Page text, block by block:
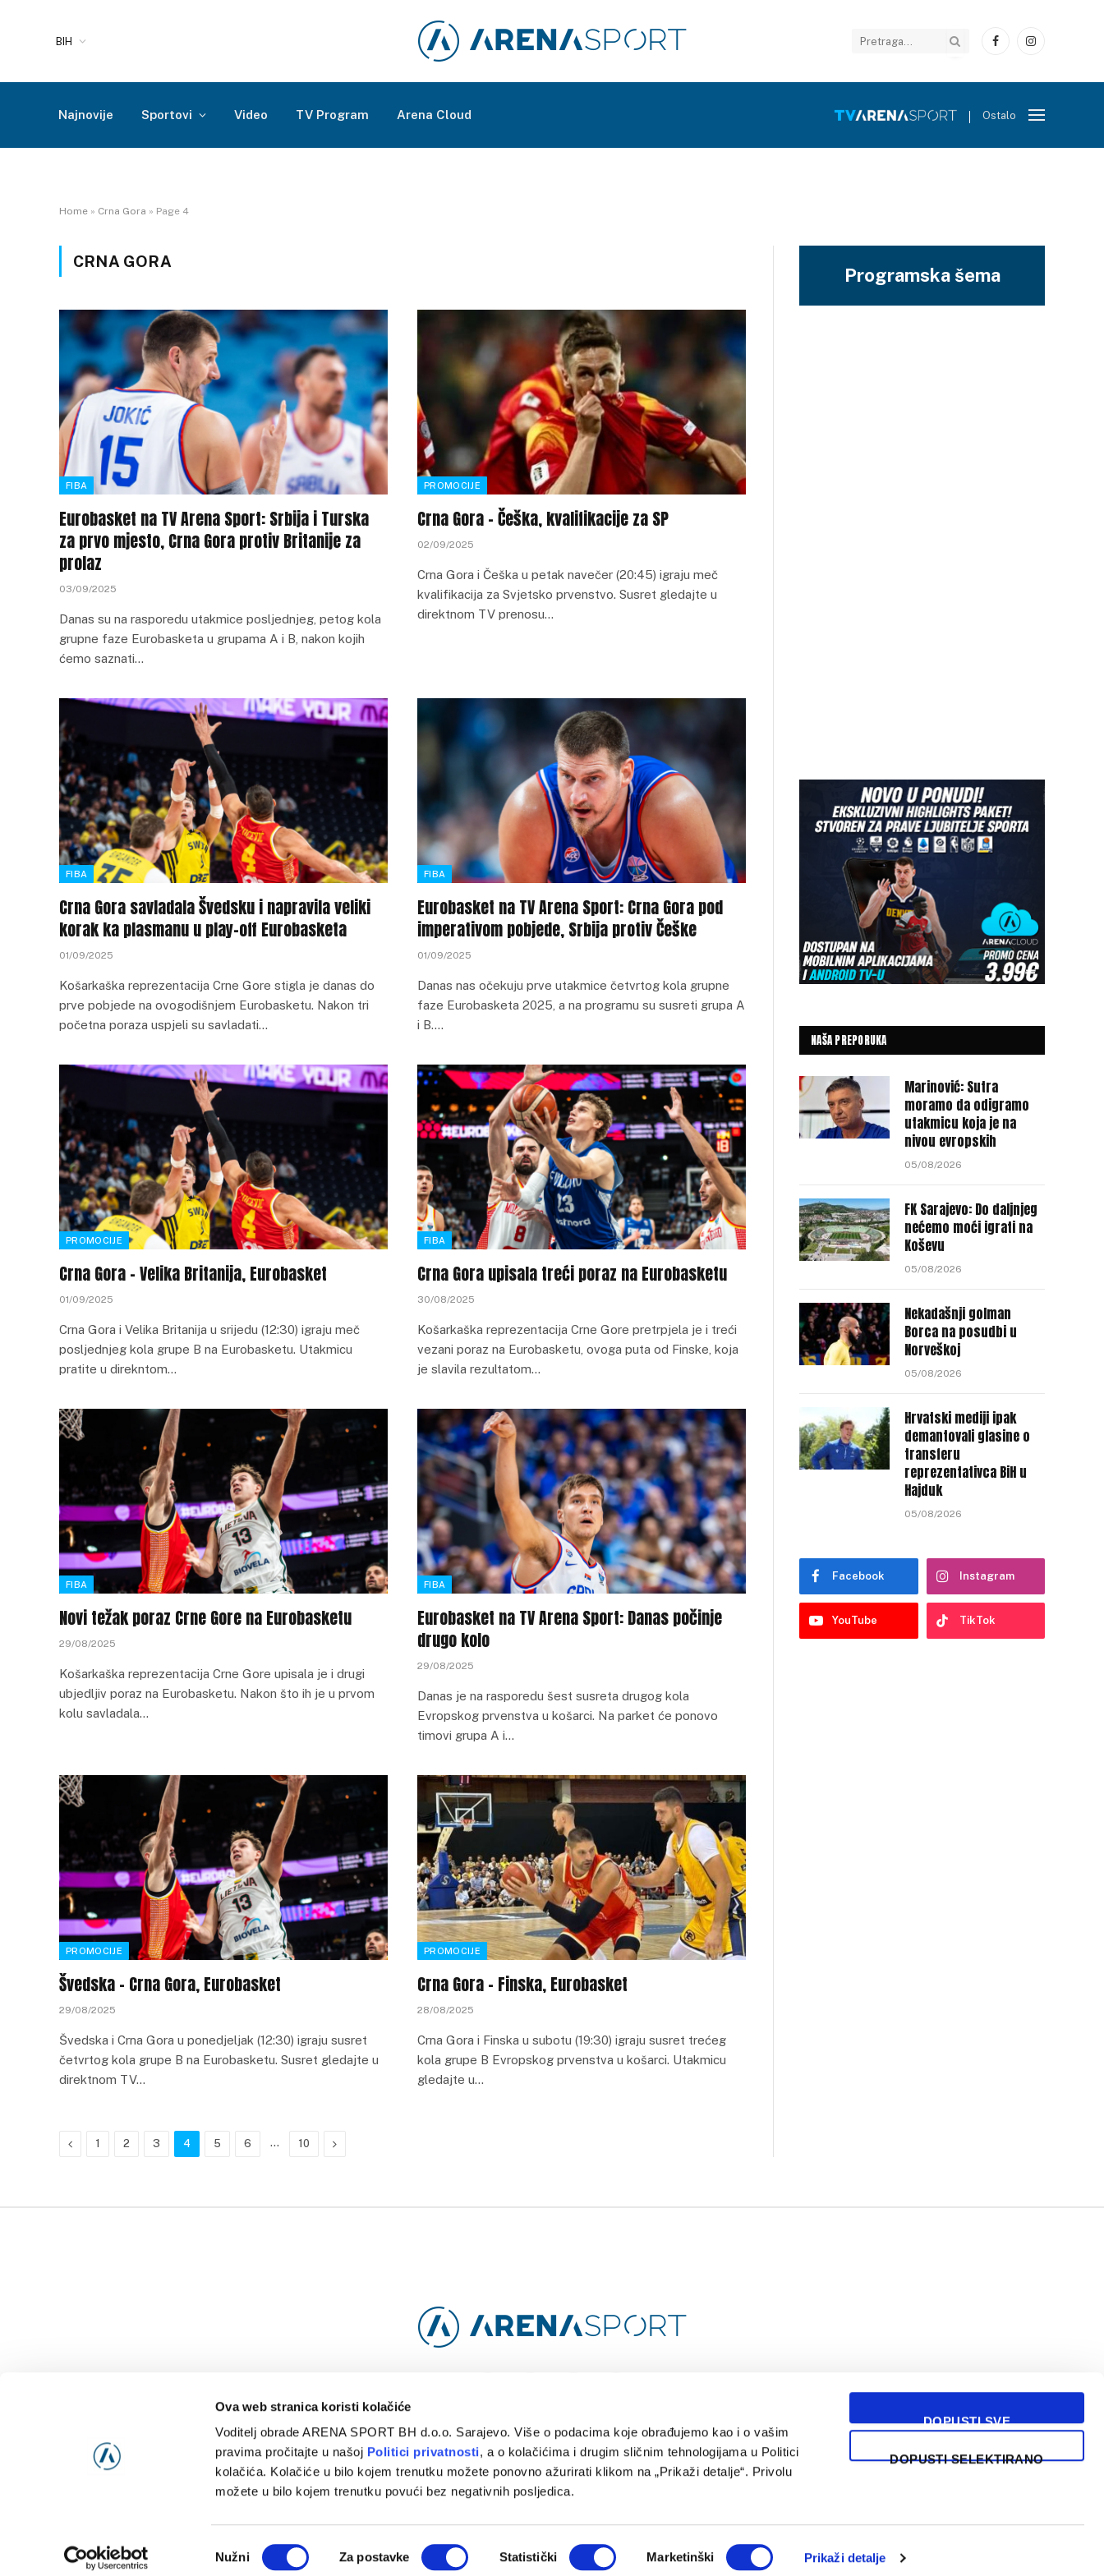
Ova web stranica koristi kolačiće
Voditelj obrade ARENA SPORT BH d.o.o. Sarajevo. Više o podacima koje obrađujemo kao i o vašim
pravima pročitajte u našoj Politici privatnosti, a o kolačićima i drugim sličnim tehnologijama u Politici
kolačića. Kolačiće u bilo kojem trenutku možete ponovno ažurirati klikom na „Prikaži detalje“. Privolu
možete u bilo kojem trenutku povući bez negativnih posljedica.
Selection
Nužni Za postavke Statistički Marketinški Prikaži detalje
DOPUSTI SVE
DOPUSTI SELEKTIRANO
BIH
FacebookInstagram
Najnovije Sportovi Video TV Program Arena Cloud Ostalo
Home » Crna Gora » Page 4
CRNA GORA
FIBA
Eurobasket na TV Arena Sport: Srbija i Turska
za prvo mjesto, Crna Gora protiv Britanije za
prolaz
03/09/2025
Danas su na rasporedu utakmice posljednjeg, petog kola
grupne faze Eurobasketa u grupama A i B, nakon kojih
ćemo saznati…
PROMOCIJE
Crna Gora – Češka, kvalifikacije za SP
02/09/2025
Crna Gora i Češka u petak navečer (20:45) igraju meč
kvalifikacija za Svjetsko prvenstvo. Susret gledajte u
direktnom TV prenosu…
FIBA
Crna Gora savladala Švedsku i napravila veliki
korak ka plasmanu u play-off Eurobasketa
01/09/2025
Košarkaška reprezentacija Crne Gore stigla je danas do
prve pobjede na ovogodišnjem Eurobasketu. Nakon tri
početna poraza uspjeli su savladati…
FIBA
Eurobasket na TV Arena Sport: Crna Gora pod
imperativom pobjede, Srbija protiv Češke
01/09/2025
Danas nas očekuju prve utakmice četvrtog kola grupne
faze Eurobasketa 2025, a na programu su susreti grupa A
i B.…
PROMOCIJE
Crna Gora – Velika Britanija, Eurobasket
01/09/2025
Crna Gora i Velika Britanija u srijedu (12:30) igraju meč
posljednjeg kola grupe B na Eurobasketu. Utakmicu
pratite u direkntom…
FIBA
Crna Gora upisala treći poraz na Eurobasketu
30/08/2025
Košarkaška reprezentacija Crne Gore pretrpjela je i treći
vezani poraz na Eurobasketu, ovoga puta od Finske, koja
je slavila rezultatom…
FIBA
Novi težak poraz Crne Gore na Eurobasketu
29/08/2025
Košarkaška reprezentacija Crne Gore upisala je i drugi
ubjedljiv poraz na Eurobasketu. Nakon što ih je u prvom
kolu savladala…
FIBA
Eurobasket na TV Arena Sport: Danas počinje
drugo kolo
29/08/2025
Danas je na rasporedu šest susreta drugog kola
Evropskog prvenstva u košarci. Na parket će ponovo
timovi grupa A i…
PROMOCIJE
Švedska – Crna Gora, Eurobasket
29/08/2025
Švedska i Crna Gora u ponedjeljak (12:30) igraju susret
četvrtog kola grupe B na Eurobasketu. Susret gledajte u
direktnom TV…
PROMOCIJE
Crna Gora – Finska, Eurobasket
28/08/2025
Crna Gora i Finska u subotu (19:30) igraju susret trećeg
kola grupe B Evropskog prvenstva u košarci. Utakmicu
gledajte u…
Previous
1 2 3 4 5 6 … 10 Next
Programska šema
NAŠA PREPORUKA
Marinović: Sutra
moramo da odigramo
utakmicu koja je na
nivou evropskih
05/08/2026
FK Sarajevo: Do daljnjeg
nećemo moći igrati na
Koševu
05/08/2026
Nekadašnji golman
Borca na posudbi u
Norveškoj
05/08/2026
Hrvatski mediji ipak
demantovali glasine o
transferu
reprezentativca BiH u
Hajduk
05/08/2026
Facebook Instagram
YouTube TikTok
NAJNOVIJE POLITIKA PRIVATNOSTI
© 2024 Arena Sport. Designed by